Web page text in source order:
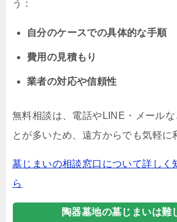
う：
自分のケースでの具体的な手順
費用の見積もり
業者の対応や信頼性
無料相談は、電話やLINE・メールな
とが多いため、遠方からでも気軽に
墓じまいの相談窓口について詳しく
ら
陶器墓地の墓じまいは難